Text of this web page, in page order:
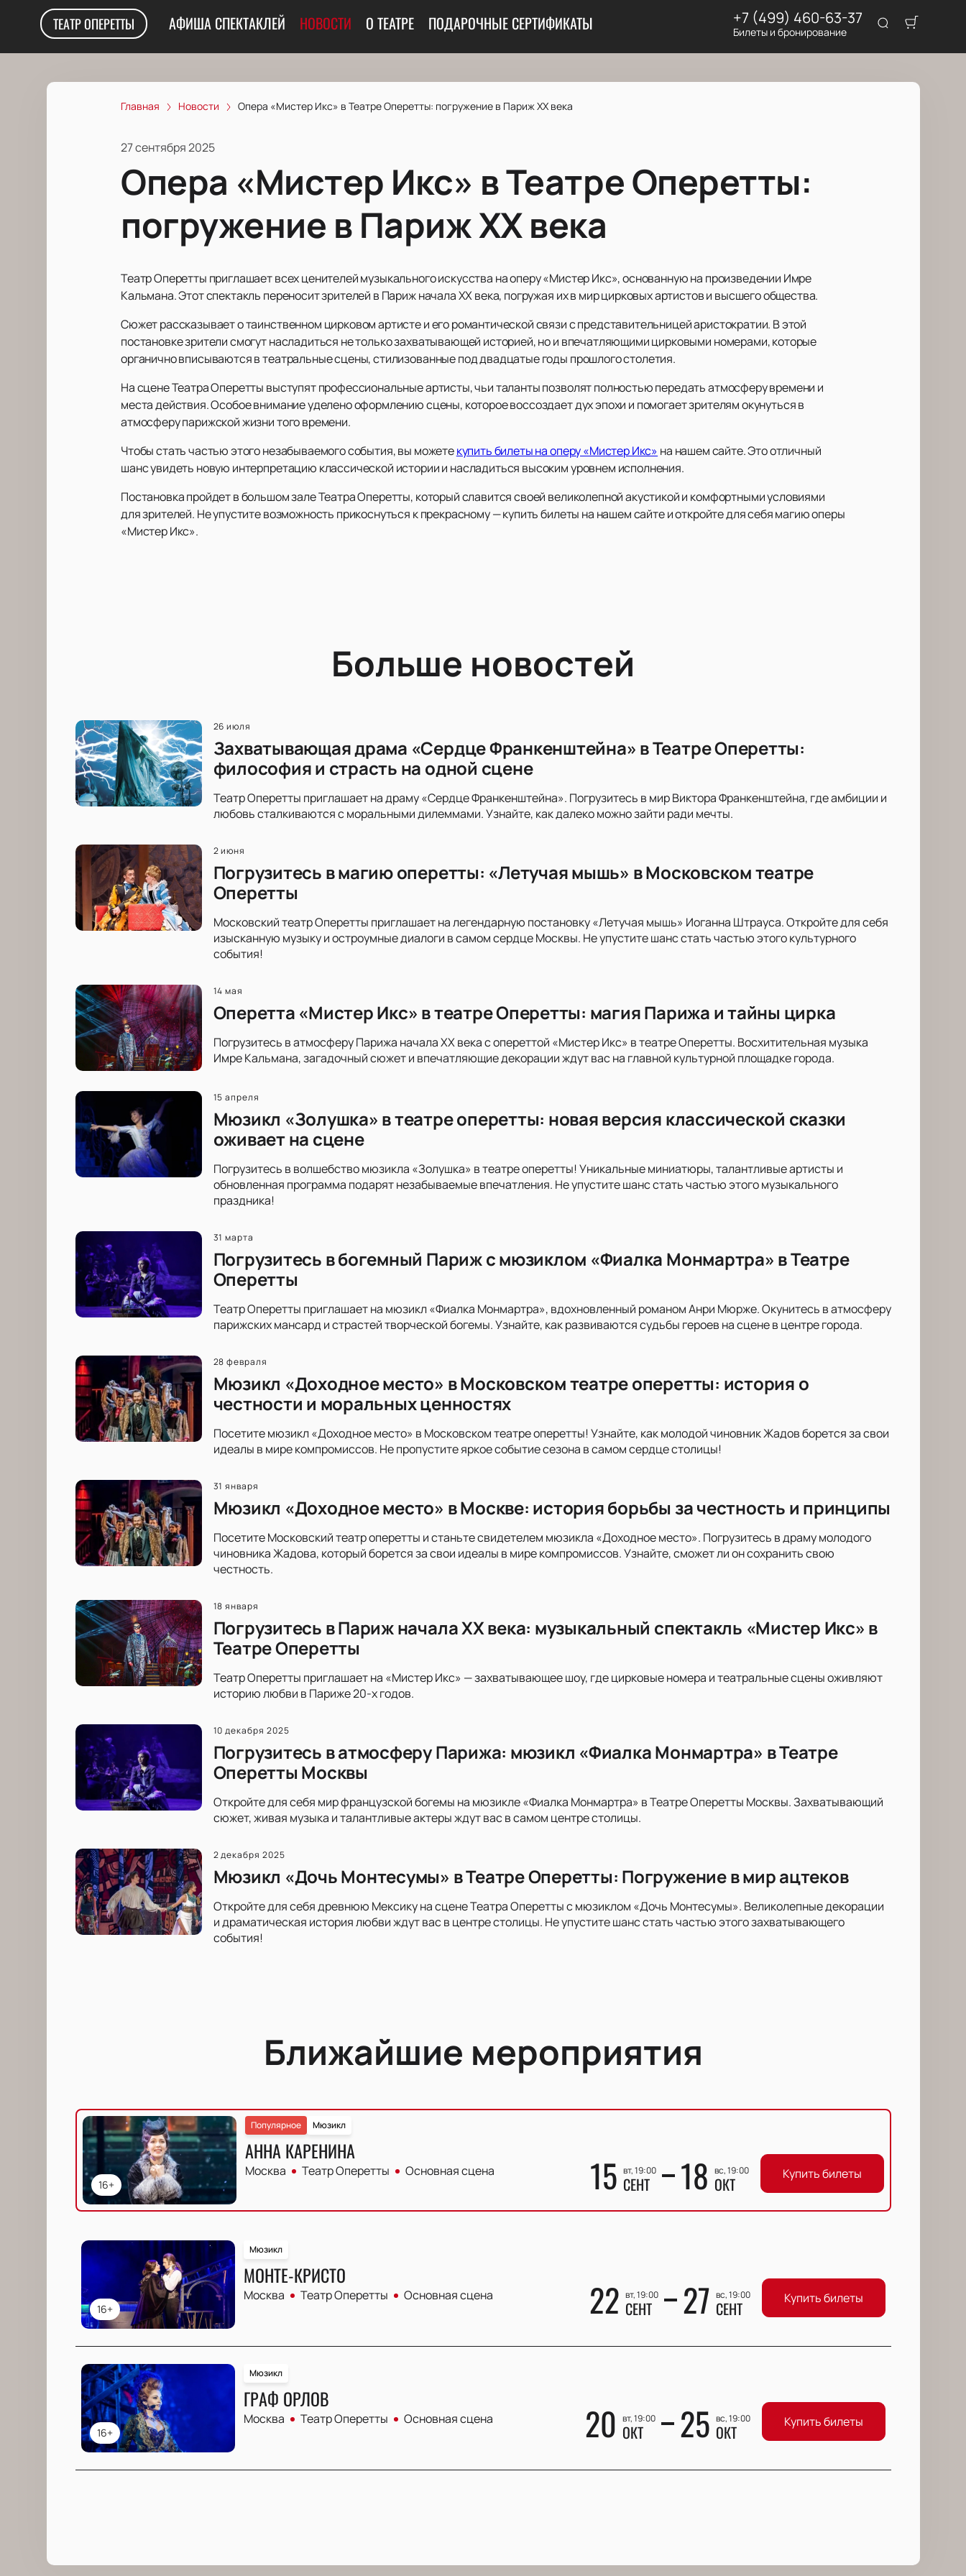
ТЕАТР ОПЕРЕТТЫ АФИША СПЕКТАКЛЕЙ НОВОСТИ О ТЕАТРЕ ПОДАРОЧНЫЕ СЕРТИФИКАТЫ +7 (499) 460-63-37
Билеты и бронирование
Главная Новости Опера «Мистер Икс» в Театре Оперетты: погружение в Париж XX века
27 сентября 2025
Опера «Мистер Икс» в Театре Оперетты:
погружение в Париж XX века
Театр Оперетты приглашает всех ценителей музыкального искусства на оперу «Мистер Икс», основанную на произведении Имре
Кальмана. Этот спектакль переносит зрителей в Париж начала XX века, погружая их в мир цирковых артистов и высшего общества.
Сюжет рассказывает о таинственном цирковом артисте и его романтической связи с представительницей аристократии. В этой
постановке зрители смогут насладиться не только захватывающей историей, но и впечатляющими цирковыми номерами, которые
органично вписываются в театральные сцены, стилизованные под двадцатые годы прошлого столетия.
На сцене Театра Оперетты выступят профессиональные артисты, чьи таланты позволят полностью передать атмосферу времени и
места действия. Особое внимание уделено оформлению сцены, которое воссоздает дух эпохи и помогает зрителям окунуться в
атмосферу парижской жизни того времени.
Чтобы стать частью этого незабываемого события, вы можетекупить билеты на оперу «Мистер Икс» на нашем сайте. Это отличный
шанс увидеть новую интерпретацию классической истории и насладиться высоким уровнем исполнения.
Постановка пройдет в большом зале Театра Оперетты, который славится своей великолепной акустикой и комфортными условиями
для зрителей. Не упустите возможность прикоснуться к прекрасному — купить билеты на нашем сайте и откройте для себя магию оперы
«Мистер Икс».
Больше новостей
26 июля
Захватывающая драма «Сердце Франкенштейна» в Театре Оперетты:
философия и страсть на одной сцене
Театр Оперетты приглашает на драму «Сердце Франкенштейна». Погрузитесь в мир Виктора Франкенштейна, где амбиции и
любовь сталкиваются с моральными дилеммами. Узнайте, как далеко можно зайти ради мечты.
2 июня
Погрузитесь в магию оперетты: «Летучая мышь» в Московском театре
Оперетты
Московский театр Оперетты приглашает на легендарную постановку «Летучая мышь» Иоганна Штрауса. Откройте для себя
изысканную музыку и остроумные диалоги в самом сердце Москвы. Не упустите шанс стать частью этого культурного
события!
14 мая
Оперетта «Мистер Икс» в театре Оперетты: магия Парижа и тайны цирка
Погрузитесь в атмосферу Парижа начала XX века с опереттой «Мистер Икс» в театре Оперетты. Восхитительная музыка
Имре Кальмана, загадочный сюжет и впечатляющие декорации ждут вас на главной культурной площадке города.
15 апреля
Мюзикл «Золушка» в театре оперетты: новая версия классической сказки
оживает на сцене
Погрузитесь в волшебство мюзикла «Золушка» в театре оперетты! Уникальные миниатюры, талантливые артисты и
обновленная программа подарят незабываемые впечатления. Не упустите шанс стать частью этого музыкального
праздника!
31 марта
Погрузитесь в богемный Париж с мюзиклом «Фиалка Монмартра» в Театре
Оперетты
Театр Оперетты приглашает на мюзикл «Фиалка Монмартра», вдохновленный романом Анри Мюрже. Окунитесь в атмосферу
парижских мансард и страстей творческой богемы. Узнайте, как развиваются судьбы героев на сцене в центре города.
28 февраля
Мюзикл «Доходное место» в Московском театре оперетты: история о
честности и моральных ценностях
Посетите мюзикл «Доходное место» в Московском театре оперетты! Узнайте, как молодой чиновник Жадов борется за свои
идеалы в мире компромиссов. Не пропустите яркое событие сезона в самом сердце столицы!
31 января
Мюзикл «Доходное место» в Москве: история борьбы за честность и принципы
Посетите Московский театр оперетты и станьте свидетелем мюзикла «Доходное место». Погрузитесь в драму молодого
чиновника Жадова, который борется за свои идеалы в мире компромиссов. Узнайте, сможет ли он сохранить свою
честность.
18 января
Погрузитесь в Париж начала XX века: музыкальный спектакль «Мистер Икс» в
Театре Оперетты
Театр Оперетты приглашает на «Мистер Икс» — захватывающее шоу, где цирковые номера и театральные сцены оживляют
историю любви в Париже 20-х годов.
10 декабря 2025
Погрузитесь в атмосферу Парижа: мюзикл «Фиалка Монмартра» в Театре
Оперетты Москвы
Откройте для себя мир французской богемы на мюзикле «Фиалка Монмартра» в Театре Оперетты Москвы. Захватывающий
сюжет, живая музыка и талантливые актеры ждут вас в самом центре столицы.
2 декабря 2025
Мюзикл «Дочь Монтесумы» в Театре Оперетты: Погружение в мир ацтеков
Откройте для себя древнюю Мексику на сцене Театра Оперетты с мюзиклом «Дочь Монтесумы». Великолепные декорации
и драматическая история любви ждут вас в центре столицы. Не упустите шанс стать частью этого захватывающего
события!
Ближайшие мероприятия
16+
Мюзикл
Популярное
АННА КАРЕНИНА
Москва Театр Оперетты Основная сцена 15 вт, 19:00
СЕНТ 18 вс, 19:00
ОКТ Купить билеты
16+
Мюзикл
МОНТЕ-КРИСТО
Москва Театр Оперетты Основная сцена 22 вт, 19:00
СЕНТ 27 вс, 19:00
СЕНТ Купить билеты
16+
Мюзикл
ГРАФ ОРЛОВ
Москва Театр Оперетты Основная сцена 20 вт, 19:00
ОКТ 25 вс, 19:00
ОКТ Купить билеты